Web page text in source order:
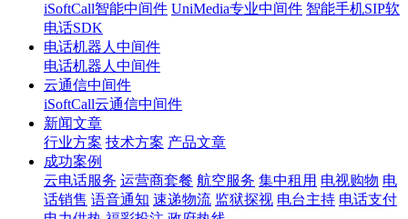
iSoftCall智能中间件 UniMedia专业中间件 智能手机SIP软
电话SDK
电话机器人中间件
电话机器人中间件
云通信中间件
iSoftCall云通信中间件
新闻文章
行业方案 技术方案 产品文章
成功案例
云电话服务 运营商套餐 航空服务 集中租用 电视购物 电
话销售 语音通知 速递物流 监狱探视 电台主持 电话支付